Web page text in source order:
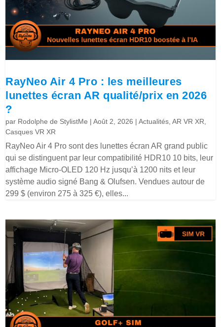
RayNeo Air 4 Pro : les meilleures
lunettes écran AR qualité/prix en 2026
?
par Rodolphe de StylistMe |Août 2, 2026 |Actualités ,AR VR XR
Casques VR XR
RayNeo Air 4 Pro sont des lunettes écran AR grand public
qui se distinguent par leur compatibilité HDR10 10 bits, leur
affichage Micro-OLED 120 Hz jusqu’à 1200 nits et leur
système audio signé Bang & Olufsen. Vendues autour de
299 $ (environ 275 à 325 €), elles...